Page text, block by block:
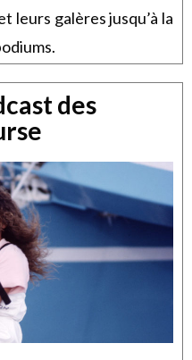
leurs galères jusqu’à la
des